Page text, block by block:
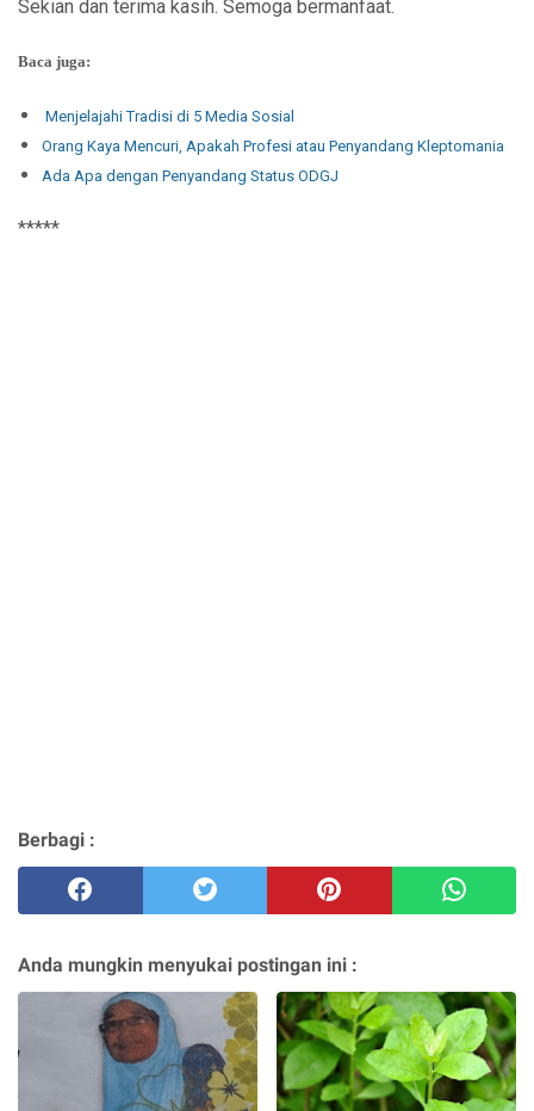
Sekian dan terima kasih. Semoga bermanfaat.
Baca juga:
Menjelajahi Tradisi di 5 Media Sosial
Orang Kaya Mencuri, Apakah Profesi atau Penyandang Kleptomania
Ada Apa dengan Penyandang Status ODGJ
*****
Berbagi :
Anda mungkin menyukai postingan ini :